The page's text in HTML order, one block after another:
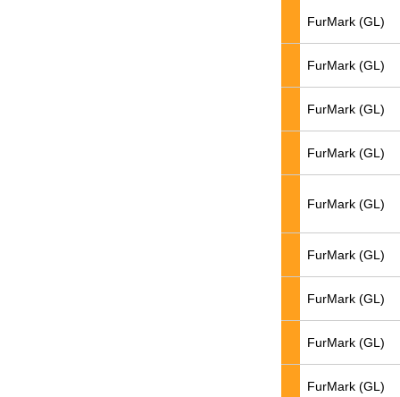
FurMark (GL)
FurMark (GL)
FurMark (GL)
FurMark (GL)
FurMark (GL)
FurMark (GL)
FurMark (GL)
FurMark (GL)
FurMark (GL)